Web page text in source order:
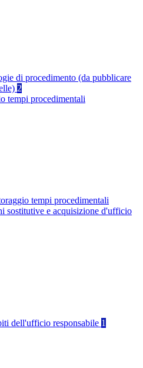
di procedimento (da pubblicare
2
tempi procedimentali
tempi procedimentali
sostitutive e acquisizione d'ufficio
dell'ufficio responsabile 1